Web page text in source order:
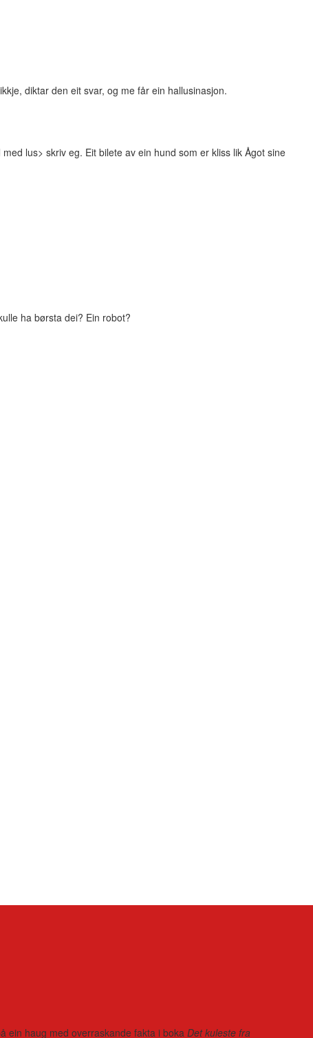
diktar den eit svar, og me får ein hallusinasjon.
lus> skriv eg. Eit bilete av ein hund som er kliss lik Ågot sine
ha børsta dei? Ein robot?
ein haug med overraskande fakta i boka Det kuleste fra